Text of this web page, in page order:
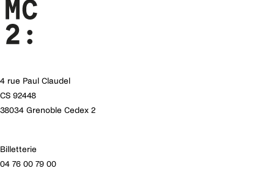
4 rue Paul Claudel
CS 92448
38034 Grenoble Cedex 2
Billetterie
04 76 00 79 00